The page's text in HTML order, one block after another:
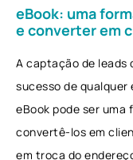
eBook: uma
e converter em
A captação de leads
sucesso de
eBook pode ser
convertê-los em
em troca do